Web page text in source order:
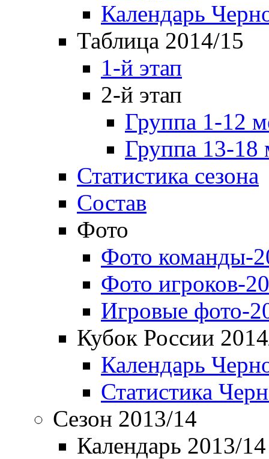
Календарь
Таблица 2014/15
1-й этап
2-й этап
Группа 1-12
Группа 13-18
Статистика сезона
Состав
Фото
Фото команды-
Фото игроков-
Игровые фото-
Кубок России
Календарь
Статистика
Сезон 2013/14
Календарь 2013/14